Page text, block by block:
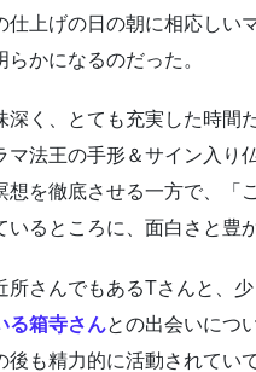
仕上げの日の朝に相応しい
かになるのだった。
く、とても充実した時間
法王の手形＆サイン入り
を徹底させる一方で、「
るところに、面白さと豊
さんでもあるTさんと、
る箱寺さんとの出会いにつ
も精力的に活動されてい